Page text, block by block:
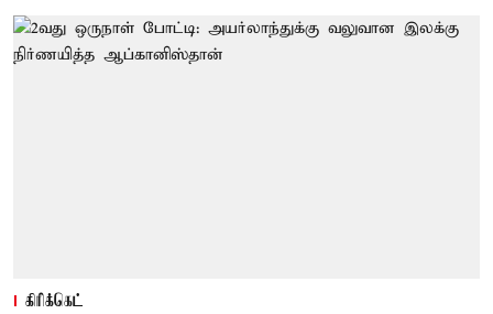
கிரிக்கெட்